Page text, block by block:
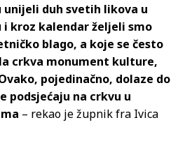
duh svetih likova u
kroz kalendar željeli smo
blago, a koje se često
crkva monument kulture,
pojedinačno, dolaze do
podsjećaju na crkvu u
– rekao je župnik fra Ivica